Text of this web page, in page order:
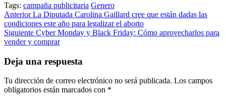
Tags: campaña publicitaria Genero
Post
navigation
AnteriorLa Diputada Carolina Gaillard cree que están dadas las
condiciones este año para legalizar el aborto
Siguiente Cyber Monday y Black Friday: Cómo aprovecharlos para
vender y comprar
Deja una respuesta
Tu dirección de correo electrónico no será publicada. Los campos
obligatorios están marcados con *